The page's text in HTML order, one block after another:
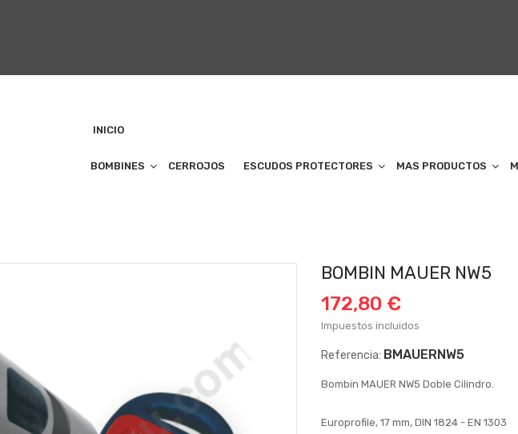
INICIO
BOMBINES CERROJOS ESCUDOS PROTECTORES MAS PRODUCTOS
BOMBIN MAUER NW5
172,80 €
Impuestos incluidos
Referencia: BMAUERNW5
Bombin MAUER NW5 Doble Cilindro.
Europrofile, 17 mm, DIN 1824 - EN 1303